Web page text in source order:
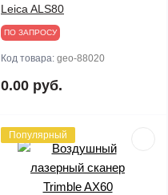
Leica ALS80
ПО ЗАПРОСУ
Код товара: geo-88020
0.00 руб.
Популярный